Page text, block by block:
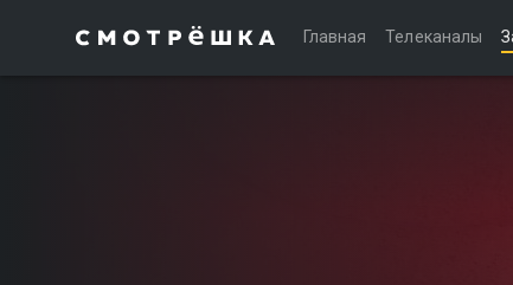
Главная Телеканалы